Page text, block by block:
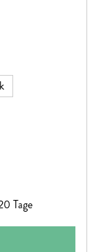
sind und
Ankündigung
verfügbar.)
Tage